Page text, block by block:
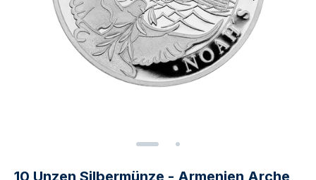
10 Unzen Silbermünze - Armenien Arche